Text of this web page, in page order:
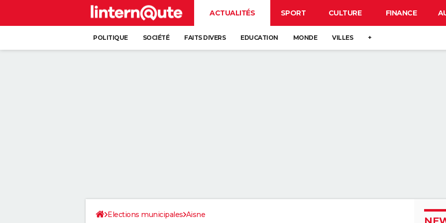
ACTUALITÉS SPORT CULTURE FINANCE
POLITIQUE SOCIÉTÉ FAITS DIVERS EDUCATION MONDE VILLES +
Elections municipales Aisne